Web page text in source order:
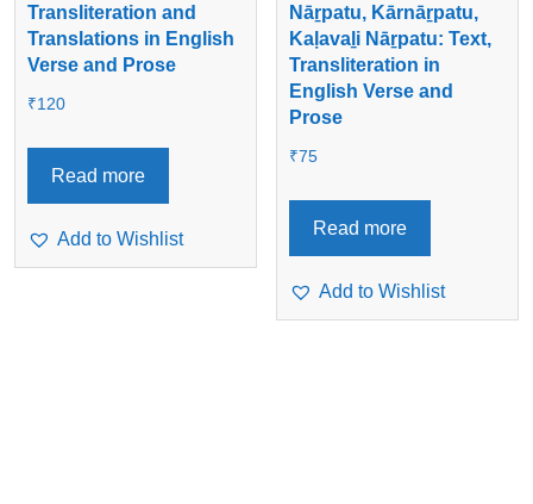
Transliteration and
Translations in English
Verse and Prose
₹120
Read more
Add to Wishlist
Nāṟpatu, Kārnāṟpatu,
Kaḷavaḻi Nāṟpatu: Text,
Transliteration in
English Verse and
Prose
₹75
Read more
Add to Wishlist